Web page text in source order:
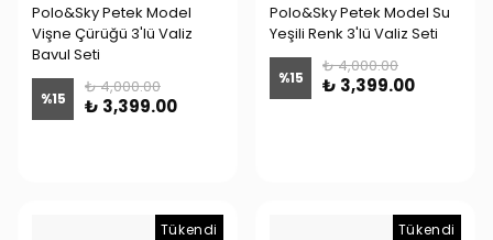
Polo&Sky Petek Model
Vişne Çürüğü 3'lü Valiz
Bavul Seti
%15
₺ 4,000.00
₺ 3,399.00
Polo&Sky Petek Model Su
Yeşili Renk 3'lü Valiz Seti
%15
₺ 4,000.00
₺ 3,399.00
Tükendi Tükendi